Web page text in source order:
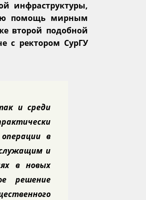
инфраструктуры,
помощь мирным
второй подобной
с ректором СурГУ
и среди
в
и
в новых
решение